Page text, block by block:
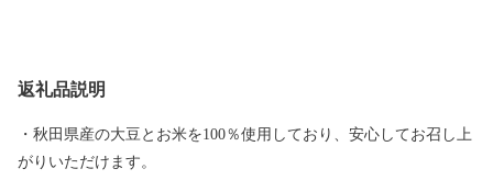
返礼品説明
・秋田県産の大豆とお米を100％使用しており、安心してお召し上
がりいただけます。